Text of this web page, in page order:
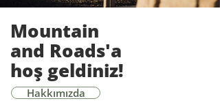
Mountain
and Roads'a
hoş geldiniz!
Hakkımızda